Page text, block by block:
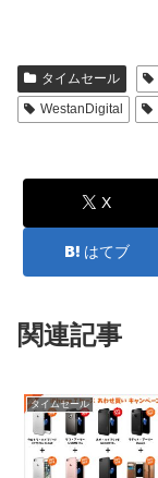
タイムセール
WestanDigital
X
はてブ
関連記事
タイムセール